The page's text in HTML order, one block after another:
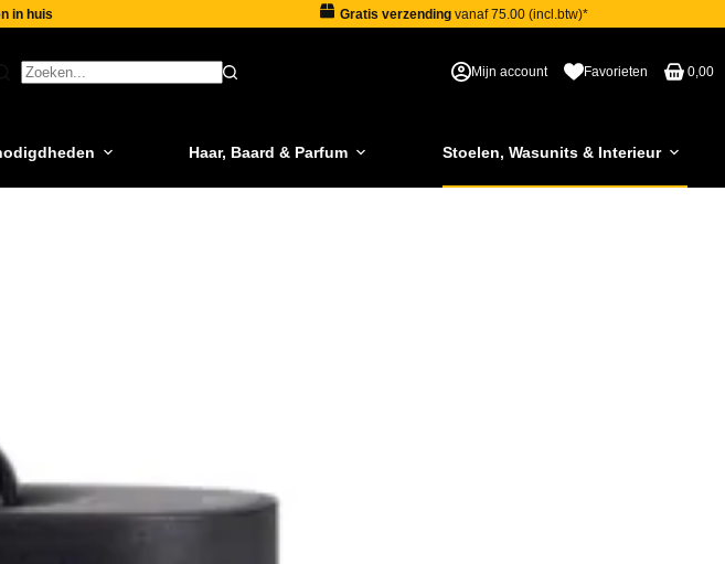
in huis Gratis verzendingvanaf 75.00 (incl.btw)*
Mijn account Favorieten 0,00
Haar, Baard & Parfum Stoelen, Wasunits & Interieur